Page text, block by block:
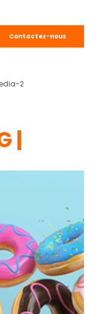
Contactez-nous
2
|